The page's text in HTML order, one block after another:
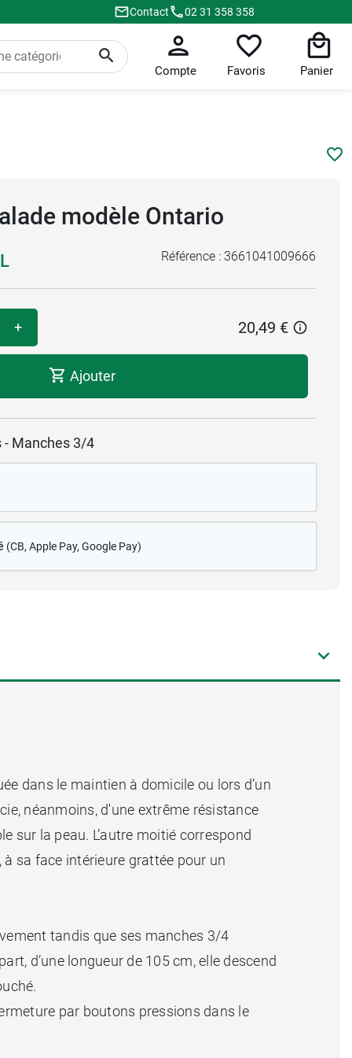
Contact 02 31 358 358
Compte Favoris Panier
modèle Ontario
Référence : 3661041009666
+ 20,49 €
Ajouter
- Manches 3/4
(CB, Apple Pay, Google Pay)
dans le maintien à domicile ou lors d’un
néanmoins, d'une extrême résistance
sur la peau. L’autre moitié correspond
sa face intérieure grattée pour un
tandis que ses manches 3/4
d’une longueur de 105 cm, elle descend
par boutons pressions dans le